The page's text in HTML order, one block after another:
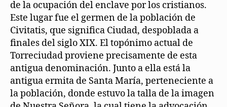
de la ocupación del enclave por los cristianos.
Este lugar fue el germen de la población de
Civitatis, que significa Ciudad, despoblada a
finales del siglo XIX. El topónimo actual de
Torreciudad proviene precisamente de esta
antigua denominación. Junto a ella está la
antigua ermita de Santa María, perteneciente a
la población, donde estuvo la talla de la imagen